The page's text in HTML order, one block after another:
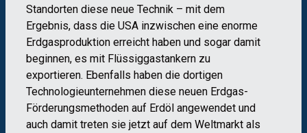
Standorten diese neue Technik – mit dem
Ergebnis, dass die USA inzwischen eine enorme
Erdgasproduktion erreicht haben und sogar damit
beginnen, es mit Flüssiggastankern zu
exportieren. Ebenfalls haben die dortigen
Technologieunternehmen diese neuen Erdgas-
Förderungsmethoden auf Erdöl angewendet und
auch damit treten sie jetzt auf dem Weltmarkt als